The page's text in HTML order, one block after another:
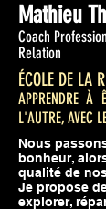
Mathieu
Coach
Relation
ÉCOLE DE LA
APPRENDRE À
L'AUTRE, AVEC
Nous
bonheur,
qualité de
Je propose
explorer,